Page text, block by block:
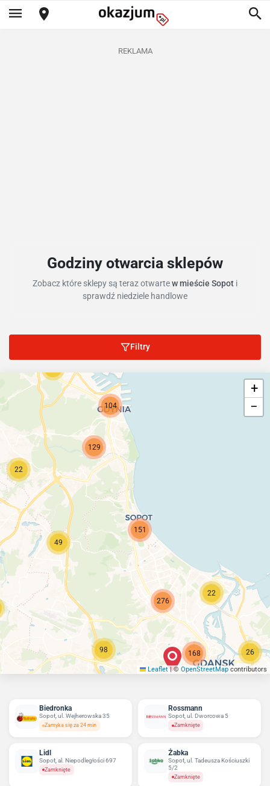
REKLAMA
Godziny otwarcia sklepów
Zobacz które sklepy są teraz otwartew mieście Sopot i
sprawdź niedziele handlowe
Filtry
22
22
26
151
49
129
276
104
98 168
+
−
Leaflet |© OpenStreetMapcontributors
Biedronka
Sopot, ul. Wejherowska 35
Zamyka się za 24 min
Rossmann
Sopot, ul. Dworcowa 5
Zamknięte
Lidl
Sopot, al. Niepodległości 697
Zamknięte
Żabka
Sopot, ul. Tadeusza Kościuszki
5/2
Zamknięte